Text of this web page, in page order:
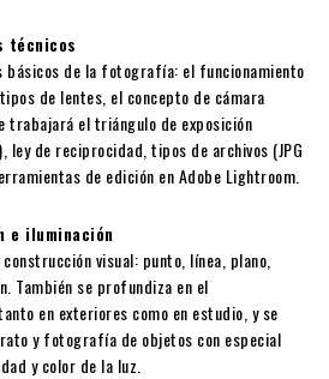
técnicos
básicos de la fotografía: el funcionamiento
de lentes, el concepto de cámara
trabajará el triángulo de exposición
ley de reciprocidad, tipos de archivos (JPG
de edición en Adobe Lightroom.
e iluminación
visual: punto, línea, plano,
También se profundiza en el
en exteriores como en estudio, y se
y fotografía de objetos con especial
y color de la luz.